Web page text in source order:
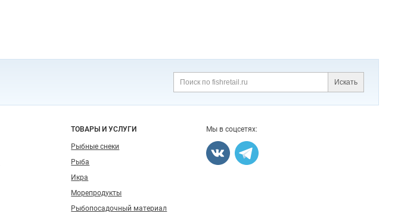
Искать
ТОВАРЫ И УСЛУГИ
Рыбные снеки
Рыба
Икра
Морепродукты
Рыбопосадочный материал
Мы в соцсетях: